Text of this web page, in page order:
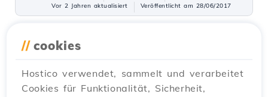
Vor 2 Jahren aktualisiert
Veröffentlicht am 28/06/2017
Hinzufügen eines sekundären
Tutorials / Kommerziell
Fügen Sie einen sekundären Kontakt im
27
// cookies
Hostico verwendet, sammelt und verarbeitet
Cookies für Funktionalität, Sicherheit,